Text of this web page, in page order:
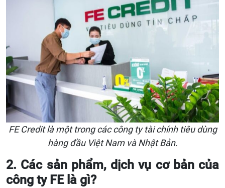
FE Credit là một trong các công ty tài chính tiêu dùng
hàng đầu Việt Nam và Nhật Bản.
2. Cácsản phẩm, dịch vụ cơ bản của
công ty FE là gì?